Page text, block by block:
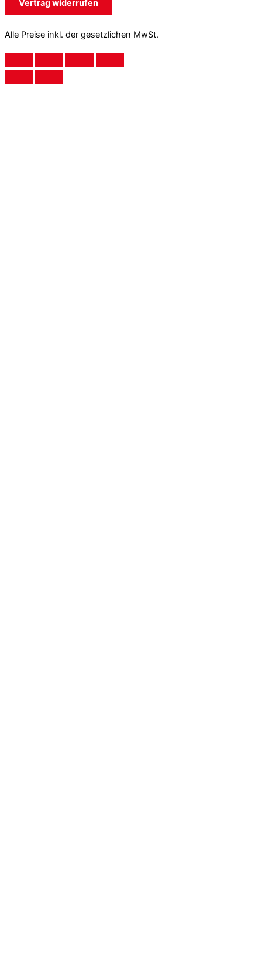
Vertrag widerrufen
Alle Preise inkl. der gesetzlichen MwSt.